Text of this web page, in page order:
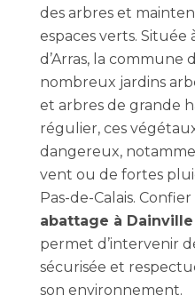
des arbres et
espaces verts.
d’Arras, la commune
nombreux jardins
et arbres de grande
régulier, ces
dangereux,
vent ou de fortes
Pas-de-Calais. Confier
abattage à Dainville
permet d’intervenir
sécurisée et
son environnement.